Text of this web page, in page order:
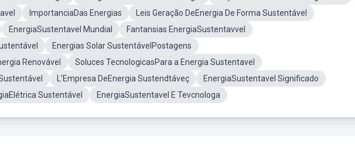
ImportanciaDas Energias
Leis Geração DeEnergia De Forma Sustentável
EnergiaSustentavel Mundial
Fantansias EnergiaSustentavvel
Energias Solar SustentávelPostagens
Renovável
Soluces TecnologicasPara a Energia Sustentavel
L'Empresa DeEnergia Sustendtáveç
EnergiaSustentavel Significado
Sustentável EnergiaSustentavel E Tevcnologa